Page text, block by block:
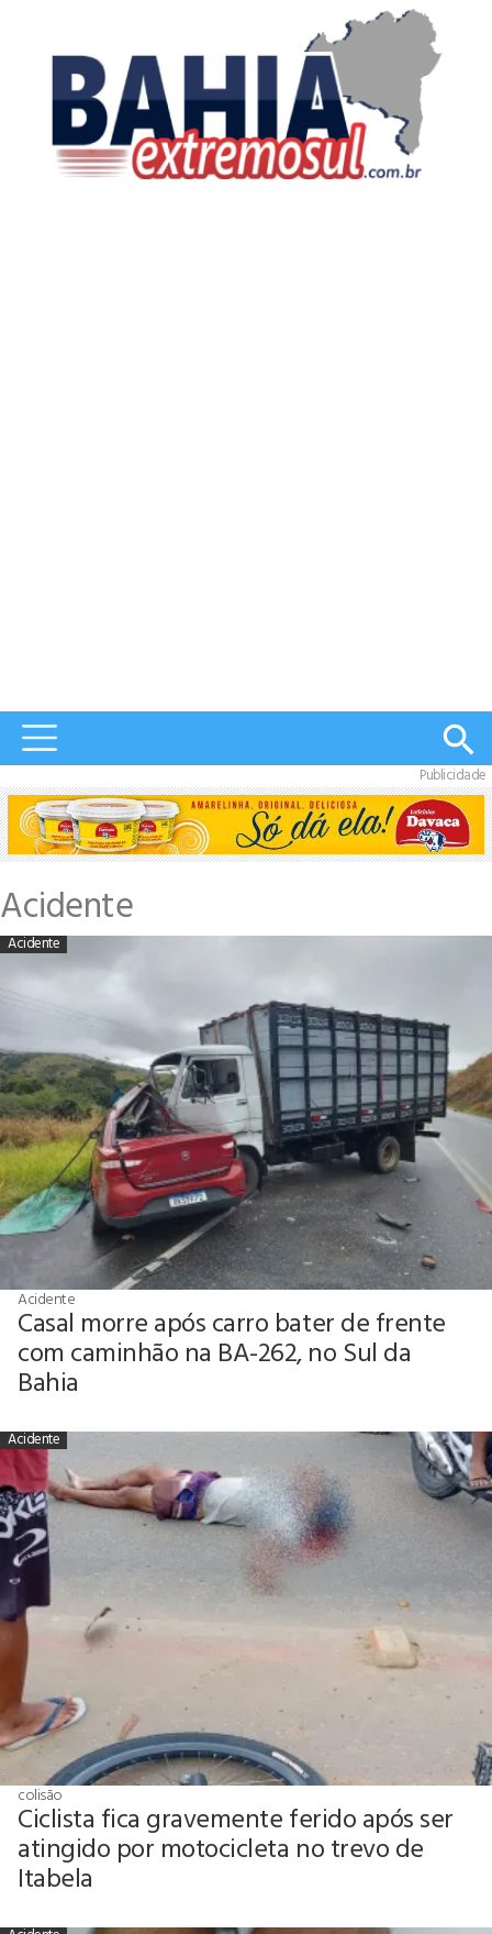
Publicidade
Acidente
Acidente
Acidente
Casal morre após carro bater de frente
com caminhão na BA-262, no Sul da
Bahia
Acidente
colisão
Ciclista fica gravemente ferido após ser
atingido por motocicleta no trevo de
Itabela